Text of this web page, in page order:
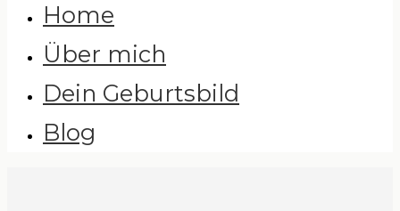
Home
Über mich
Dein Geburtsbild
Blog